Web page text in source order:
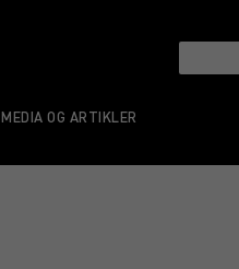
MEDIA OG ARTIKLER